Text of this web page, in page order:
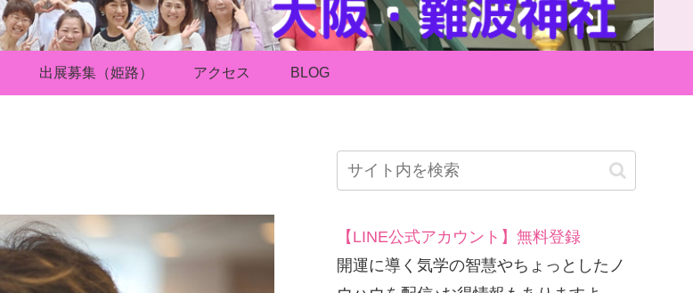
出展募集（姫路） アクセス BLOG
【LINE公式アカウント】無料登録
開運に導く気学の智慧やちょっとしたノ